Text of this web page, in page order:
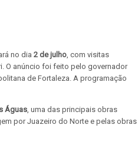
no dia 2 de julho, com visitas
O anúncio foi feito pelo governador
de Fortaleza. A programação
Águas, uma das principais obras
por Juazeiro do Norte e pelas obras